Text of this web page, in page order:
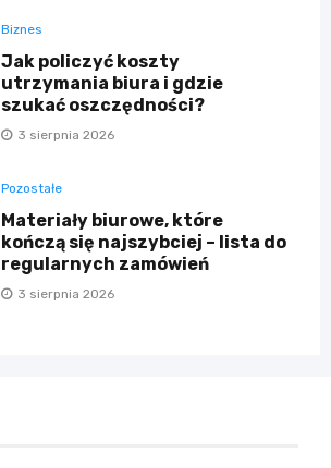
Biznes
Jak policzyć koszty
utrzymania biura i gdzie
szukać oszczędności?
3 sierpnia 2026
Pozostałe
Materiały biurowe, które
kończą się najszybciej – lista do
regularnych zamówień
3 sierpnia 2026